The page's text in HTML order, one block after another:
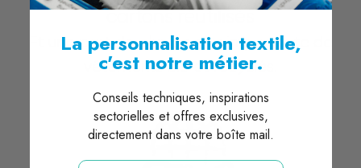
cartons réutilisés
Et une part de plus en plus importante de
vêtements bio et recyclés.
La personnalisation textile,
c'est notre métier.
Conseils techniques, inspirations
sectorielles et offres exclusives,
directement dans votre boîte mail.